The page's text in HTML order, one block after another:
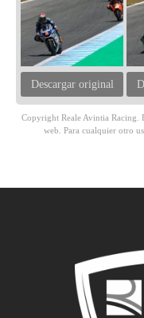
Descargar original
Copyright Reale Avintia Racing.
web. Para cualquier otro